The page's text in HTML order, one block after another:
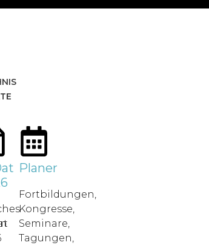
Planer
Fortbildungen,
Kongresse,
Seminare,
Tagungen,